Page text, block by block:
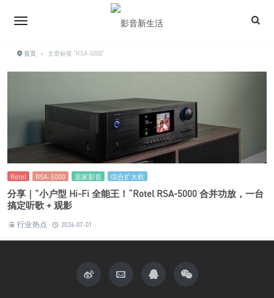
首页 › 文章标签 "RSA-5000"
Rotel RSA-5000 居家影音 综合扩大机
分享｜”小户型 Hi-Fi 全能王！“Rotel RSA-5000 合并功放，一台
搞定听歌 + 观影
行业热点 2026-07-01